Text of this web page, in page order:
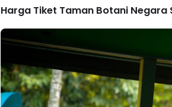
Harga Tiket Taman Botani Negara